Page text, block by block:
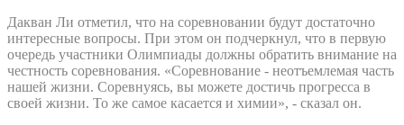
Дакван Ли отметил, что на соревновании будут достаточно
интересные вопросы. При этом он подчеркнул, что в первую
очередь участники Олимпиады должны обратить внимание на
честность соревнования. «Соревнование - неотъемлемая часть
нашей жизни. Соревнуясь, вы можете достичь прогресса в
своей жизни. То же самое касается и химии», - сказал он.